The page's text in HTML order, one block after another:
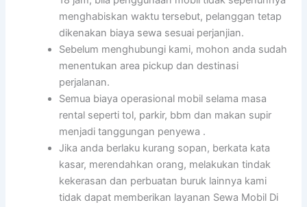
menghabiskan waktu tersebut, pelanggan tetap
dikenakan biaya sewa sesuai perjanjian.
Sebelum menghubungi kami, mohon anda sudah
menentukan area pickup dan destinasi
perjalanan.
Semua biaya operasional mobil selama masa
rental seperti tol, parkir, bbm dan makan supir
menjadi tanggungan penyewa .
Jika anda berlaku kurang sopan, berkata kata
kasar, merendahkan orang, melakukan tindak
kekerasan dan perbuatan buruk lainnya kami
tidak dapat memberikan layanan Sewa Mobil Di